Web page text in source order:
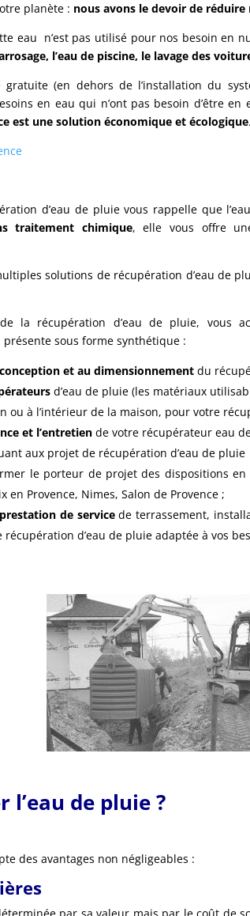
planète : nous avons le devoir de
eau n’est pas utilisé pour nos besoin en
l’eau de piscine, le lavage des
gratuite (en dehors de l’installation du
en eau qui n’ont pas besoin d’être en
est une solution économique et écologique.
d’eau de pluie vous rappelle que
traitement chimique, elle vous offre
solutions de récupération d’eau de
la récupération d’eau de pluie, vous
sous forme synthétique :
conception et au dimensionnement du
d’eau de pluie (les matériaux
ou à l’intérieur de la maison, pour votre
et l’entretiende votre récupérateur eau
aux projet de récupération d’eau de pluie
le porteur de projet des dispositions en
en Provence, Nimes, Salon de Provence ;
de servicede terrassement,
d’eau de pluie adaptée à vos
l’eau de pluie ?
des avantages non négligeables :